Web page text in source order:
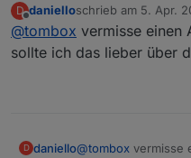
D
Offline
danielloschrieb am 5. Apr.
zuletzt editiert von
@tombox vermisse einen
sollte ich das lieber über
D daniello@tombox vermisse